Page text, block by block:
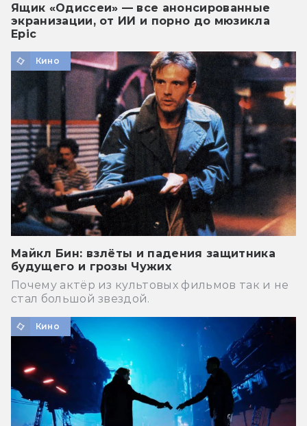
Ящик «Одиссеи» — все анонсированные
экранизации, от ИИ и порно до мюзикла
Epic
Кино
Майкл Бин: взлёты и падения защитника
будущего и грозы Чужих
Почему актёр из культовых фильмов так и не
стал большой звездой.
Кино